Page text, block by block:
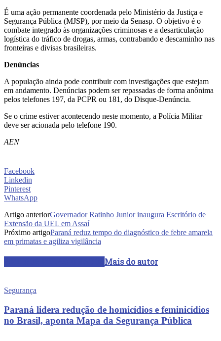
É uma ação permanente coordenada pelo Ministério da Justiça e
Segurança Pública (MJSP), por meio da Senasp. O objetivo é o
combate integrado às organizações criminosas e a desarticulação
logística do tráfico de drogas, armas, contrabando e descaminho nas
fronteiras e divisas brasileiras.
Denúncias
A população ainda pode contribuir com investigações que estejam
em andamento. Denúncias podem ser repassadas de forma anônima
pelos telefones 197, da PCPR ou 181, do Disque-Denúncia.
Se o crime estiver acontecendo neste momento, a Polícia Militar
deve ser acionada pelo telefone 190.
AEN
Facebook
Linkedin
Pinterest
WhatsApp
Artigo anteriorGovernador Ratinho Junior inaugura Escritório de
Extensão da UEL em Assaí
Próximo artigoParaná reduz tempo do diagnóstico de febre amarela
em primatas e agiliza vigilância
Mais do autor
Segurança
Paraná lidera redução de homicídios e feminicídios
no Brasil, aponta Mapa da Segurança Pública